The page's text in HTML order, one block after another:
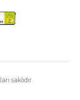
saklıdır.